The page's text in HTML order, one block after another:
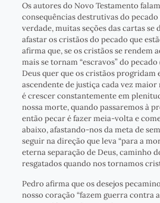
Os autores do Novo Testamento
consequências destrutivas do
verdade, muitas seções das cartas se
afastar os cristãos do pecado que
afirma que, se os cristãos se rendem
mais se tornam “escravos” do pecado
Deus quer que os cristãos progridam
ascendente de justiça cada vez maior
é crescer constantemente em
nossa morte, quando passaremos à
então pecar é fazer meia-volta e
abaixo, afastando-nos da meta de
seguir na direção que leva “para a
eterna separação de Deus, caminho
resgatados quando nos tornamos
Pedro afirma que os desejos
nosso coração “fazem guerra contra a